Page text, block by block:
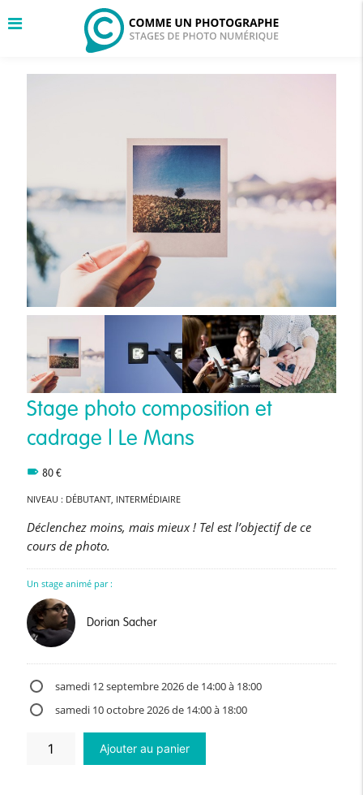
Stage photo composition et
cadrage | Le Mans
80€
NIVEAU : DÉBUTANT, INTERMÉDIAIRE
Déclenchez moins, mais mieux ! Tel est l’objectif de ce
cours de photo.
Un stage animé par :
Dorian Sacher
samedi 12 septembre 2026 de 14:00 à 18:00
samedi 10 octobre 2026 de 14:00 à 18:00
Ajouter au panier